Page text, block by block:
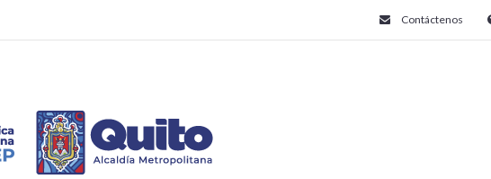
Contáctenos